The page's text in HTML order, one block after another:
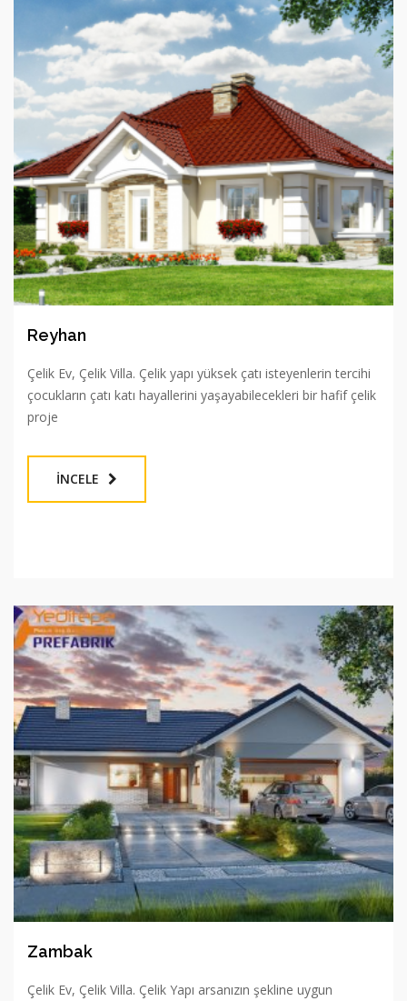
Reyhan
Çelik Ev, Çelik Villa. Çelik yapı yüksek çatı isteyenlerin tercihi
çocukların çatı katı hayallerini yaşayabilecekleri bir hafif çelik
proje
İNCELE
Zambak
Çelik Ev, Çelik Villa. Çelik Yapı arsanızın şekline uygun